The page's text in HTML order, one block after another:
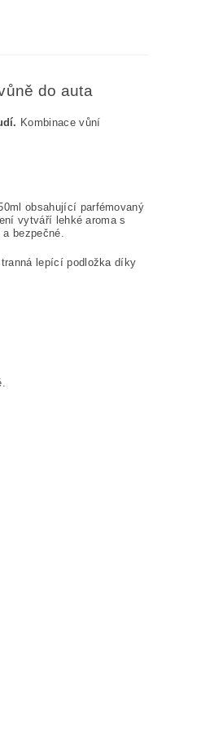
do auta
Kombinace vůní
obsahující parfémovaný
vytváří lehké aroma s
bezpečné.
lepící podložka díky